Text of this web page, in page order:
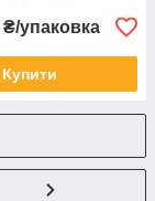
₴/упаковка
Купити